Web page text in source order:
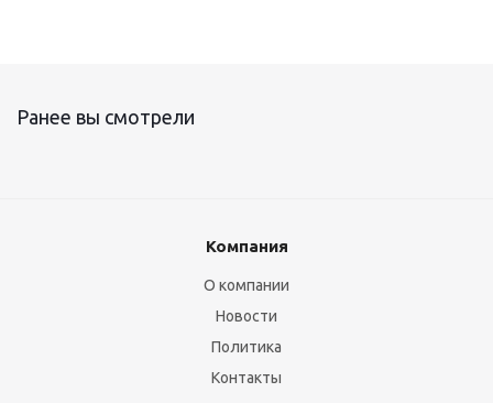
Ранее вы смотрели
Компания
О компании
Новости
Политика
Контакты